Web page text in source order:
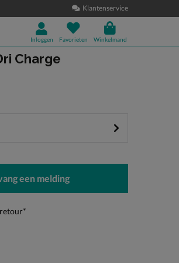
Klantenservice
Inloggen Favorieten Winkelmand
Charge
een melding